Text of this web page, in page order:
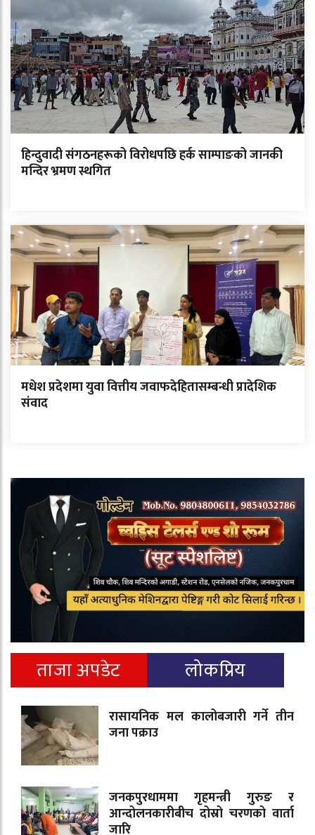
हिन्दुवादी संगठनहरूको विरोधपछि हर्क साम्पाङको जानकी
मन्दिर भ्रमण स्थगित
मधेश प्रदेशमा युवा वित्तीय जवाफदेहितासम्बन्धी प्रादेशिक
संवाद
ताजा अपडेट लोकप्रिय
रासायनिक मल कालोबजारी गर्ने तीन
जना पक्राउ
जनकपुरधाममा गृहमन्त्री गुरुङ र
आन्दोलनकारीबीच दोस्रो चरणको वार्ता
जारि